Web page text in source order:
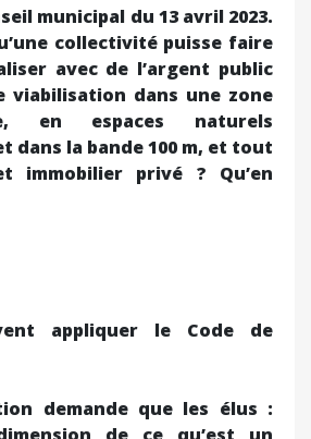
municipal du 13 avril 2023.
collectivité puisse faire
avec de l’argent public
viabilisation dans une zone
en espaces naturels
dans la bande 100 m, et tout
immobilier privé ? Qu’en
appliquer le Code de
demande que les élus :
de ce qu’est un